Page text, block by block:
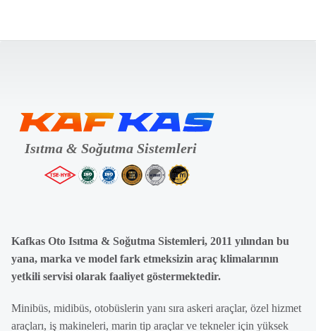
Kafkas Oto Isıtma & Soğutma Sistemleri, 2011 yılından bu
yana, marka ve model fark etmeksizin araç klimalarının
yetkili servisi olarak faaliyet göstermektedir.
Minibüs, midibüs, otobüslerin yanı sıra askeri araçlar, özel hizmet
araçları, iş makineleri, marin tip araçlar ve tekneler için yüksek